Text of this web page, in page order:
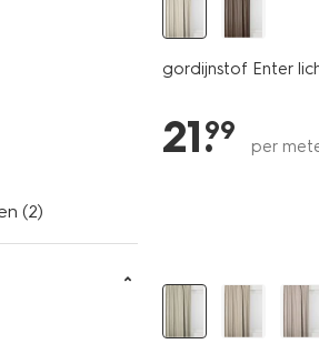
(2)
gordijnstof Enter
21.
99
per